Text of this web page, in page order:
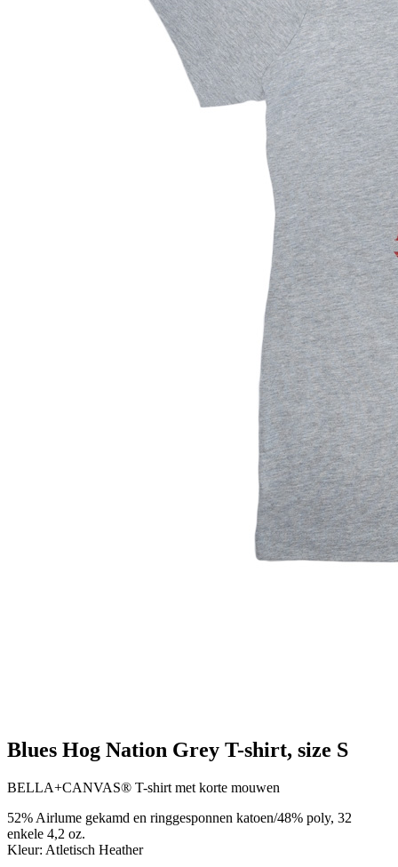
Blues Hog Nation Grey T-shirt, size S
BELLA+CANVAS® T-shirt met korte mouwen
52% Airlume gekamd en ringgesponnen katoen/48% poly, 32
enkele 4,2 oz.
Kleur: Atletisch Heather